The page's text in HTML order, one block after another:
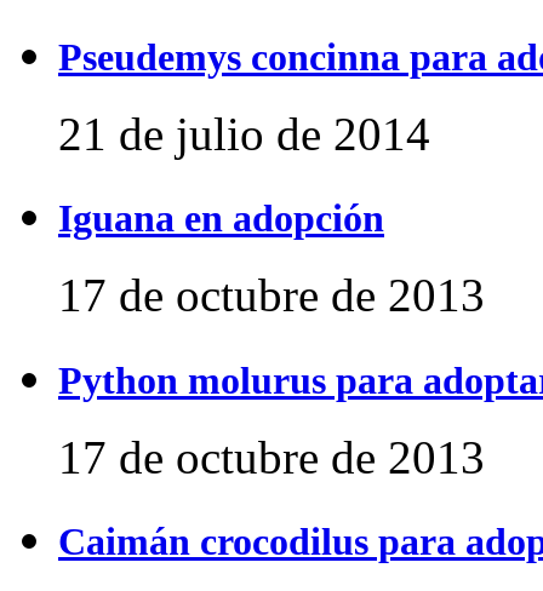
Pseudemys concinna para
21 de julio de 2014
Iguana en adopción
17 de octubre de 2013
Python molurus para
17 de octubre de 2013
Caimán crocodilus para